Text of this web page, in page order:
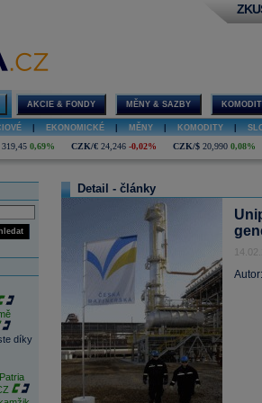
AKCIE & FONDY MĚNY & SAZBY
EKONOMICKÉ MĚNY KOMODITY
319,45 0,69% CZK/€ 24,246 -0,02% CZK/$ 20,990 0,08%
hledat
díky
Detail - články